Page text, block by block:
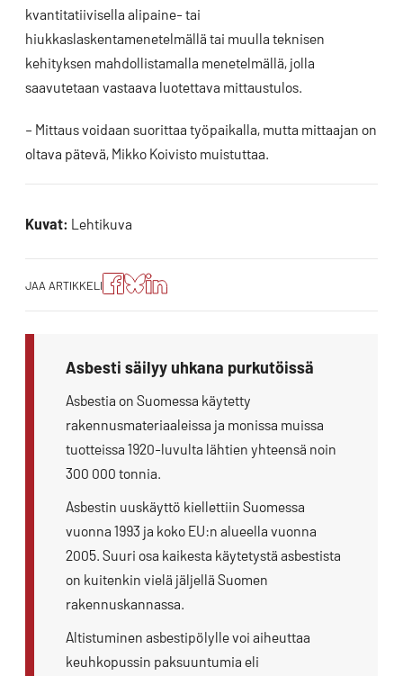
kvantitatiivisella alipaine- tai
hiukkaslaskentamenetelmällä tai muulla teknisen
kehityksen mahdollistamalla menetelmällä, jolla
saavutetaan vastaava luotettava mittaustulos.
– Mittaus voidaan suorittaa työpaikalla, mutta mittaajan on
oltava pätevä, Mikko Koivisto muistuttaa.
Kuvat: Lehtikuva
JAA ARTIKKELI
Jaa
artikkeli
Facebookissa
Jaa
artikkeli
Blueskyssa
Jako:
Jaa
artikkeli
Asbesti säilyy uhkana purkutöissä
Asbestia on Suomessa käytetty
rakennusmateriaaleissa ja monissa muissa
tuotteissa 1920-luvulta lähtien yhteensä noin
300 000 tonnia.
Asbestin uuskäyttö kiellettiin Suomessa
vuonna 1993 ja koko EU:n alueella vuonna
2005. Suuri osa kaikesta käytetystä asbestista
on kuitenkin vielä jäljellä Suomen
rakennuskannassa.
Altistuminen asbestipölylle voi aiheuttaa
keuhkopussin paksuuntumia eli